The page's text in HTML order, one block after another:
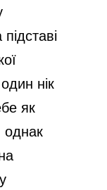
нік
як
однак